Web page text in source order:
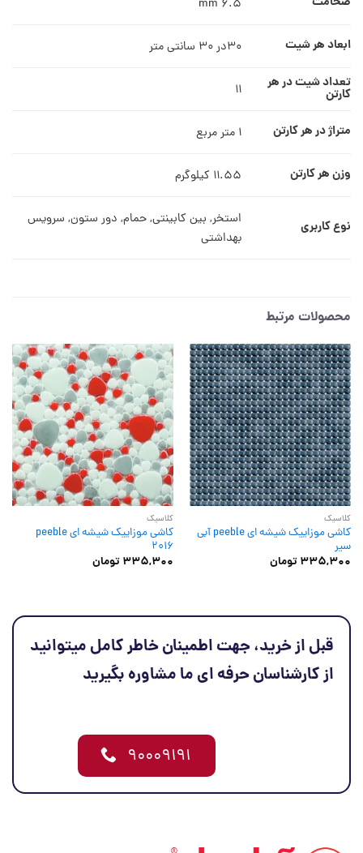
6.5 mm
ابعاد هر شیت 30در 30 سانتی متر
تعداد شیت در هر
کارتن 11
متراژ در هر کارتن 1 متر مربع
وزن هر کارتن 11.55 کیلوگرم
نوع کاربری
استخر, بین کابینتی, حمام, دور ستون, سرویس
بهداشتی
محصولات مرتبط
کلاسیک
کاشی موزاییک شیشه ای peeble آبی
سیر
335,300تومان
کلاسیک
کاشی موزاییک شیشه ای peeble
2016
335,300تومان
قبل از خرید، جهت اطمینان خاطر کامل میتوانید
از کارشناسان حرفه ای ما مشاوره بگیرید
۹۰۰۰۹۱۹۱